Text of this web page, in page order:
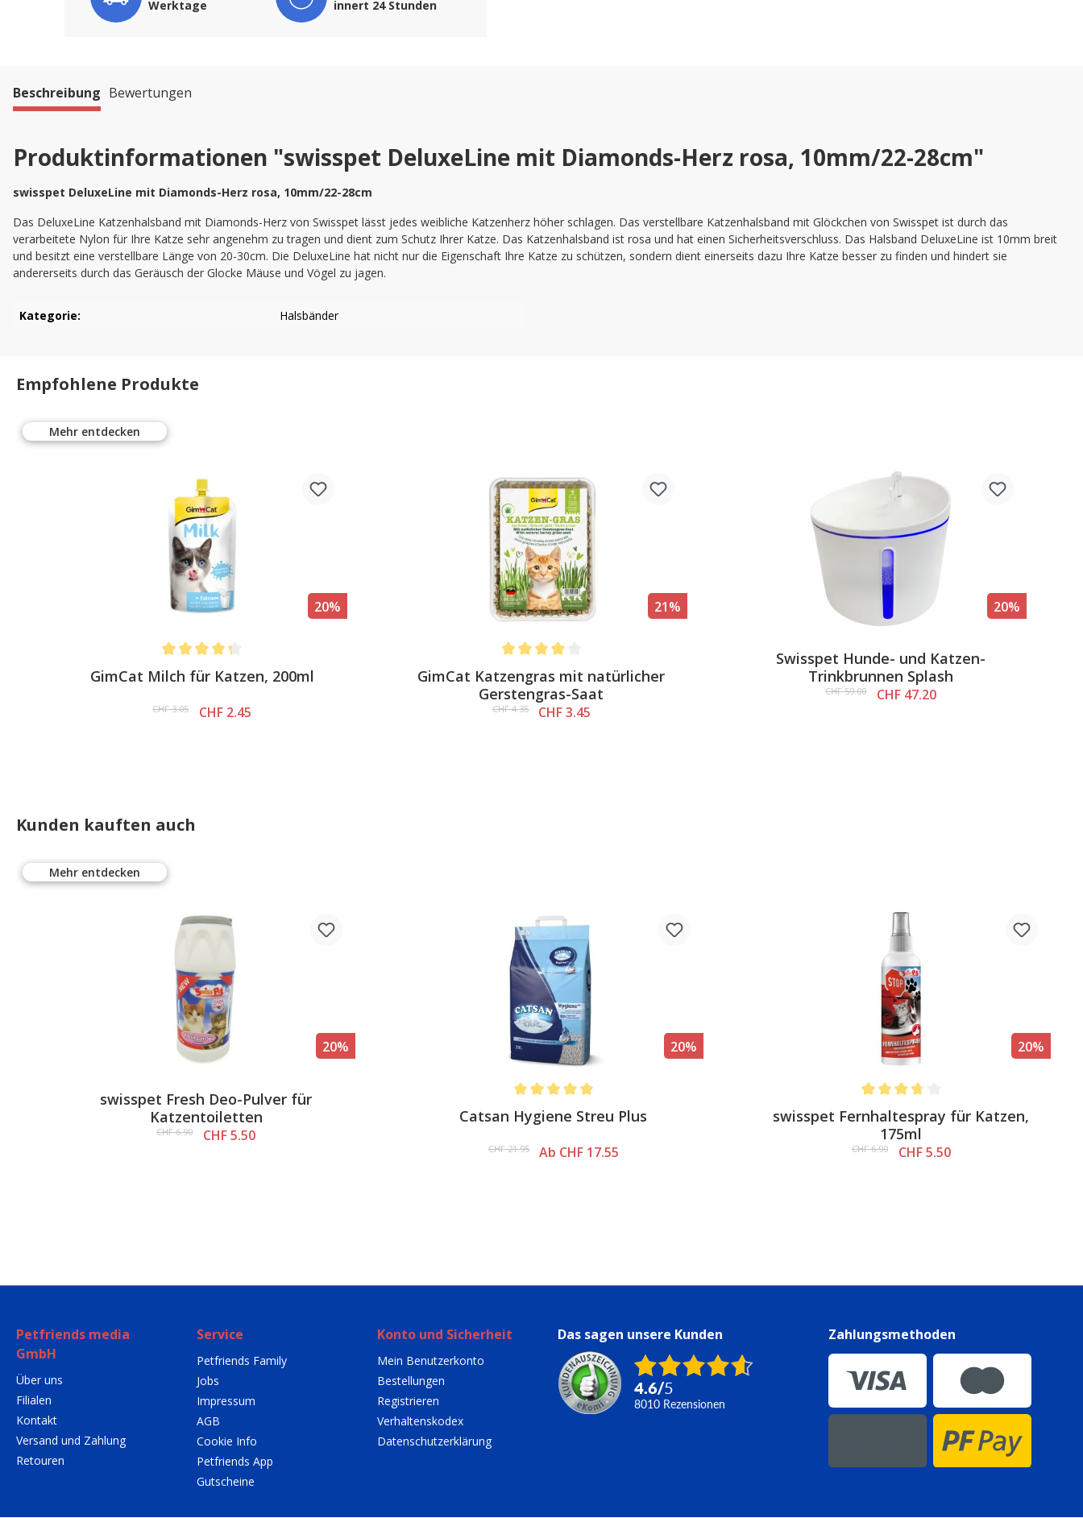
Werktage
innert 24 Stunden
Beschreibung Bewertungen
Produktinformationen "swisspet DeluxeLine mit Diamonds-Herz rosa, 10mm/22-28cm"
swisspet DeluxeLine mit Diamonds-Herz rosa, 10mm/22-28cm
Das DeluxeLine Katzenhalsband mit Diamonds-Herz von Swisspet lässt jedes weibliche Katzenherz höher schlagen. Das verstellbare Katzenhalsband mit Glöckchen von Swisspet ist durch das
verarbeitete Nylon für Ihre Katze sehr angenehm zu tragen und dient zum Schutz Ihrer Katze. Das Katzenhalsband ist rosa und hat einen Sicherheitsverschluss. Das Halsband DeluxeLine ist 10mm breit
und besitzt eine verstellbare Länge von 20-30cm. Die DeluxeLine hat nicht nur die Eigenschaft Ihre Katze zu schützen, sondern dient einerseits dazu Ihre Katze besser zu finden und hindert sie
andererseits durch das Geräusch der Glocke Mäuse und Vögel zu jagen.
Kategorie: Halsbänder
Empfohlene Produkte
Mehr entdecken
20%
GimCat Milch für Katzen, 200ml
CHF 3.05 CHF 2.45
21%
GimCat Katzengras mit natürlicher
Gerstengras-Saat
CHF 4.35 CHF 3.45
20%
Swisspet Hunde- und Katzen-
Trinkbrunnen Splash
CHF 59.00 CHF 47.20
Kunden kauften auch
Mehr entdecken
20%
swisspet Fresh Deo-Pulver für
Katzentoiletten
CHF 6.90 CHF 5.50
20%
Average rating of 4.8 out of 5 stars
Catsan Hygiene Streu Plus
CHF 21.95 Ab CHF 17.55
20%
Average rating of 3.7 out of 5 stars
swisspet Fernhaltespray für Katzen,
175ml
CHF 6.90 CHF 5.50
Petfriends media
GmbH
Über uns
Filialen
Kontakt
Versand und Zahlung
Retouren
Service
Petfriends Family
Jobs
Impressum
AGB
Cookie Info
Petfriends App
Gutscheine
Konto und Sicherheit
Mein Benutzerkonto
Bestellungen
Registrieren
Verhaltenskodex
Datenschutzerklärung
Das sagen unsere Kunden
4.6/5
8010 Rezensionen
Zahlungsmethoden